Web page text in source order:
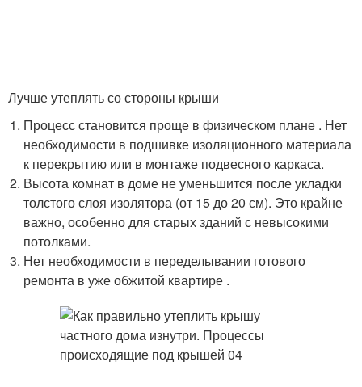
Лучше утеплять со стороны крыши
Процесс становится проще в физическом плане . Нет
необходимости в подшивке изоляционного материала
к перекрытию или в монтаже подвесного каркаса.
Высота комнат в доме не уменьшится после укладки
толстого слоя изолятора (от 15 до 20 см). Это крайне
важно, особенно для старых зданий с невысокими
потолками.
Нет необходимости в переделывании готового
ремонта в уже обжитой квартире .